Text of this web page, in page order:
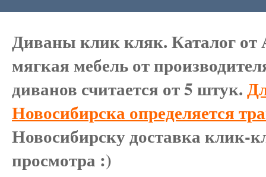
Диваны клик кляк. Каталог
мягкая мебель от
диванов считается от 5 штук.
Новосибирска определяется
Новосибирску доставка клик-
просмотра :)